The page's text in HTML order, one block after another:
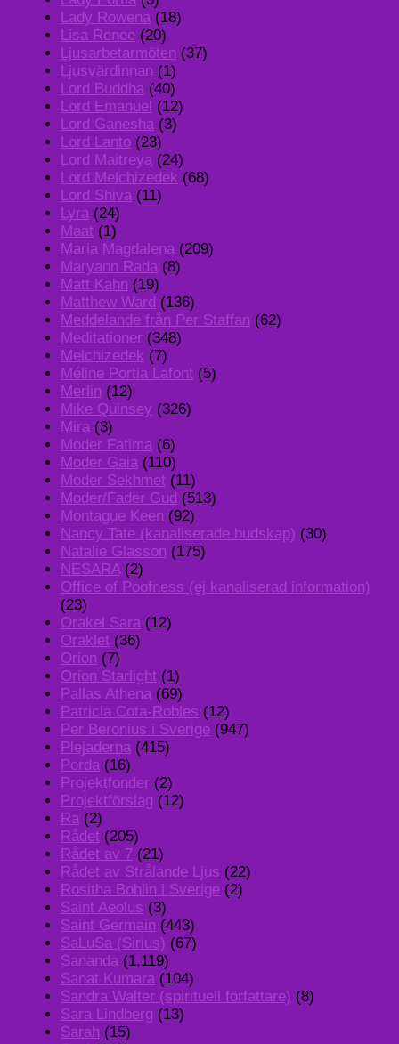
Lady Rowena (18)
Lisa Renee (20)
Ljusarbetarmöten (37)
Ljusvärdinnan (1)
Lord Buddha (40)
Lord Emanuel (12)
Lord Ganesha (3)
Lord Lanto (23)
Lord Maitreya (24)
Lord Melchizedek (68)
Lord Shiva (11)
Lyra (24)
Maat (1)
Maria Magdalena (209)
Maryann Rada (8)
Matt Kahn (19)
Matthew Ward (136)
Meddelande från Per Staffan (62)
Meditationer (348)
Melchizedek (7)
Méline Portia Lafont (5)
Merlin (12)
Mike Quinsey (326)
Mira (3)
Moder Fatima (6)
Moder Gaia (110)
Moder Sekhmet (11)
Moder/Fader Gud (513)
Montague Keen (92)
Nancy Tate (kanaliserade budskap) (30)
Natalie Glasson (175)
NESARA(2)
Office of Poofness (ej kanaliserad information)
(23)
Orakel Sara (12)
Oraklet (36)
Orion (7)
Orion Starlight (1)
Pallas Athena (69)
Patricia Cota-Robles (12)
Per Beronius i Sverige (947)
Plejaderna (415)
Porda (16)
Projektfonder (2)
Projektförslag (12)
Ra (2)
Rådet (205)
Rådet av 7 (21)
Rådet av Strålande Ljus (22)
Rositha Bohlin i Sverige (2)
Saint Aeolus (3)
Saint Germain (443)
SaLuSa (Sirius) (67)
Sananda (1,119)
Sanat Kumara (104)
Sandra Walter (spirituell författare) (8)
Sara Lindberg (13)
Sarah (15)